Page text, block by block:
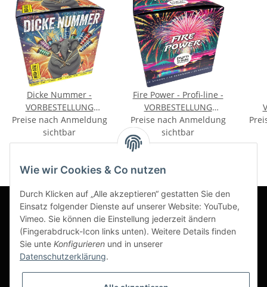
Dicke Nummer -
VORBESTELLUNG
September
Preise nach Anmeldung
sichtbar
Fire Power - Profi-line -
VORBESTELLUNG
September
Preise nach Anmeldung
sichtbar
Informationen
Gesetzliche Informationen
Wie wir Cookies & Co nutzen
Durch Klicken auf „Alle akzeptieren“ gestatten Sie den
Einsatz folgender Dienste auf unserer Website: YouTube,
Vimeo. Sie können die Einstellung jederzeit ändern
(Fingerabdruck-Icon links unten). Weitere Details finden
Sie unte Konfigurieren und in unserer
Datenschutzerklärung.